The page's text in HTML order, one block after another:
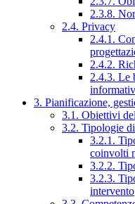
2.3.8.
2.4. Privacy
2.4.1.
2.4.2.
2.4.3. Le
3. Pianificazione,
3.1. Obiettivi
3.2. Tipologie
3.2.1.
coinvolti
3.2.2.
3.2.3.
intervento